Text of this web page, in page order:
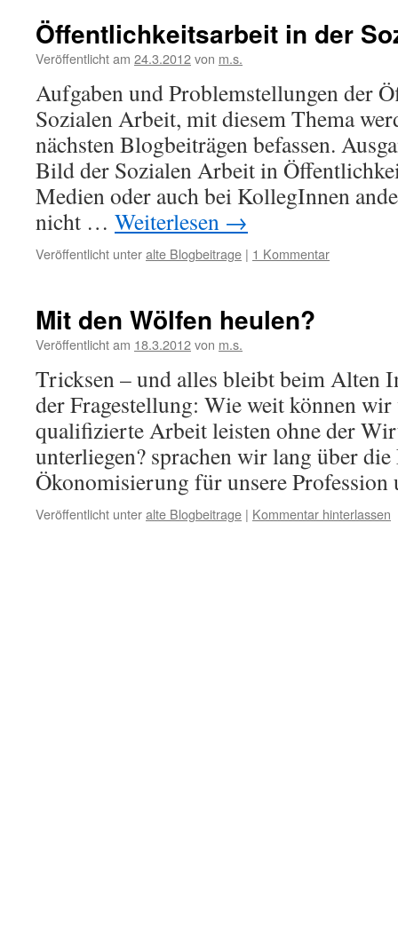
Öffentlichkeitsarbeit in der
Veröffentlicht am 24.3.2012von m.s.
Aufgaben und Problemstellungen der
Sozialen Arbeit, mit diesem Thema
nächsten Blogbeiträgen befassen.
Bild der Sozialen Arbeit in
Medien oder auch bei KollegInnen
nicht … Weiterlesen →
Veröffentlicht unteralte Blogbeitrage | 1 Kommentar
Mit den Wölfen heulen?
Veröffentlicht am 18.3.2012von m.s.
Tricksen – und alles bleibt beim Alten
der Fragestellung: Wie weit können
qualifizierte Arbeit leisten ohne der
unterliegen? sprachen wir lang über
Ökonomisierung für unsere
Veröffentlicht unteralte Blogbeitrage | Kommentar hinterlassen